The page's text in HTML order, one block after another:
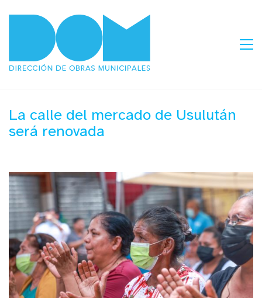
La calle del mercado de Usulután
será renovada